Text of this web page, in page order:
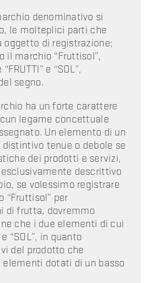
denominativo si
le molteplici parti che
oggetto di registrazione;
il marchio “Fruttisol”,
e “SOL”,
segno.
ha un forte carattere
legame concettuale
Un elemento di un
tenue o debole se
dei prodotti e servizi,
descrittivo
se volessimo registrare
“Fruttisol” per
di frutta, dovremmo
che i due elementi di cui
“SOL”, in quanto
del prodotto che
elementi dotati di un basso